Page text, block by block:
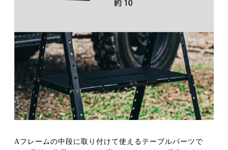
Aフレームの中段に取り付けて使えるテーブルパーツで